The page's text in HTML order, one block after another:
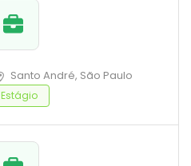
Santo André, São Paulo
Estágio